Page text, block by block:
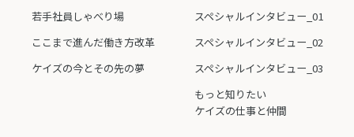
若手社員しゃべり場
ここまで進んだ働き方改革
ケイズの今とその先の夢
スペシャルインタビュー_01
スペシャルインタビュー_02
スペシャルインタビュー_03
もっと知りたい
ケイズの仕事と仲間